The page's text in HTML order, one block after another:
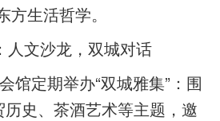
方生活哲学。
文沙龙，双城对话
定期举办“双城雅集”：围
史、茶酒艺术等主题，邀